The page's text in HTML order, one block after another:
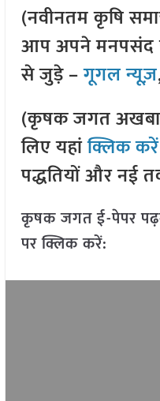
(नवीनतम कृषि
आप अपने मनपसंद
से जुड़े –गूगल न्यूज़
(कृषक जगत
लिए यहांक्लिक करें
पद्धतियों और नई
कृषक जगत ई-पेपर
पर क्लिक करें: